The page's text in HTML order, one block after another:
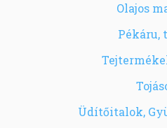
Olajos
Pékáru,
Üdítőitalok,